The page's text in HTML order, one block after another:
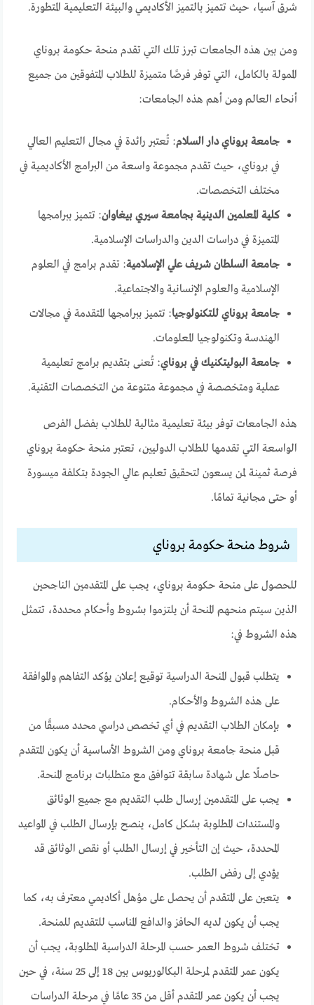
شرق آسيا، حيث تتميز بالتميز الأكاديمي والبيئة التعليمية المتطورة.
ومن بين هذه الجامعات تبرز تلك التي تقدم منحة حكومة بروناي
الممولة بالكامل، التي توفر فرصًا متميزة للطلاب المتفوقين من جميع
أنحاء العالم ومن أهم هذه الجامعات:
جامعة بروناي دار السلام:تُعتبر رائدة في مجال التعليم العالي
في بروناي، حيث تقدم مجموعة واسعة من البرامج الأكاديمية في
مختلف التخصصات.
كلية المعلمين الدينية بجامعة سيري بيغاوان:تتميز ببرامجها
المتميزة في دراسات الدين والدراسات الإسلامية.
جامعة السلطان شريف علي الإسلامية:تقدم برامج في العلوم
الإسلامية والعلوم الإنسانية والاجتماعية.
جامعة بروناي للتكنولوجيا:تتميز ببرامجها المتقدمة في مجالات
الهندسة وتكنولوجيا المعلومات.
جامعة البوليتكنيك في بروناي:تُعنى بتقديم برامج تعليمية
عملية ومتخصصة في مجموعة متنوعة من التخصصات التقنية.
هذه الجامعات توفر بيئة تعليمية مثالية للطلاب بفضل الفرص
الواسعة التي تقدمها للطلاب الدوليين، تعتبر منحة حكومة بروناي
فرصة ثمينة لمن يسعون لتحقيق تعليم عالي الجودة بتكلفة ميسورة
أو حتى مجانية تمامًا.
شروط منحة حكومة بروناي
للحصول على منحة حكومة بروناي، يجب على المتقدمين الناجحين
الذين سيتم منحهم المنحة أن يلتزموا بشروط وأحكام محددة، تتمثل
هذه الشروط في:
يتطلب قبول المنحة الدراسية توقيع إعلان يؤكد التفاهم والموافقة
على هذه الشروط والأحكام.
بإمكان الطلاب التقديم في أي تخصص دراسي محدد مسبقًا من
قبل منحة جامعة بروناي ومن الشروط الأساسية أن يكون المتقدم
حاصلًا على شهادة سابقة تتوافق مع متطلبات برنامج المنحة.
يجب على المتقدمين إرسال طلب التقديم مع جميع الوثائق
والمستندات المطلوبة بشكل كامل، ينصح بإرسال الطلب في المواعيد
المحددة، حيث إن التأخير في إرسال الطلب أو نقص الوثائق قد
يؤدي إلى رفض الطلب.
يتعين على المتقدم أن يحصل على مؤهل أكاديمي معترف به، كما
يجب أن يكون لديه الحافز والدافع المناسب للتقديم للمنحة.
تختلف شروط العمر حسب المرحلة الدراسية المطلوبة، يجب أن
يكون عمر المتقدم لمرحلة البكالوريوس بين 18 إلى 25 سنة، في حين
يجب أن يكون عمر المتقدم أقل من 35 عامًا في مرحلة الدراسات